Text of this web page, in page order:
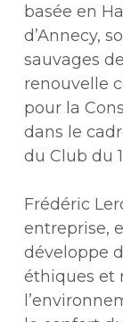
basée en
d’Annecy,
sauvages
renouvelle
pour la
dans le
du Club du
Frédéric
entreprise,
développe
éthiques et